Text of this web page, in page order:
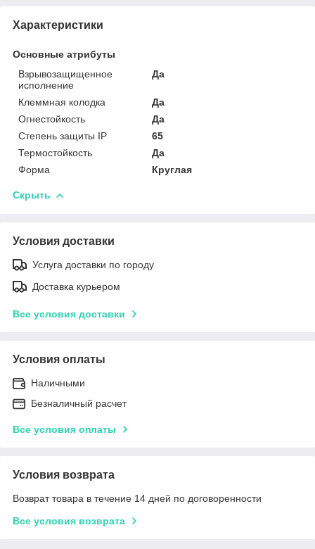
Характеристики
Основные атрибуты
Взрывозащищенное
исполнение
Да
Клеммная колодка
Да
Огнестойкость
Да
Степень защиты IP
65
Термостойкость
Да
Форма
Круглая
Скрыть
Условия доставки
Услуга доставки по городу
Доставка курьером
Все условия доставки
Условия оплаты
Наличными
Безналичный расчет
Все условия оплаты
Условия возврата
Возврат товара в течение 14 дней по договоренности
Все условия возврата